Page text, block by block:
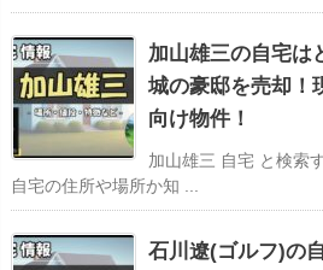
加山雄三の自宅は
城の豪邸を売却！
向け物件！
加山雄三 自宅 と検索
自宅の住所や場所か知 ...
石川遼(ゴルフ)の